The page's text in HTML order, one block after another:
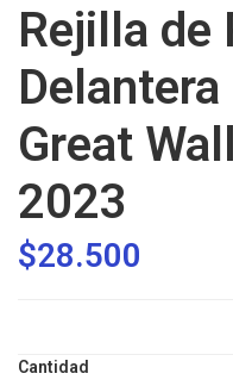
Rejilla de
Great
2023
$28.500
Cantidad